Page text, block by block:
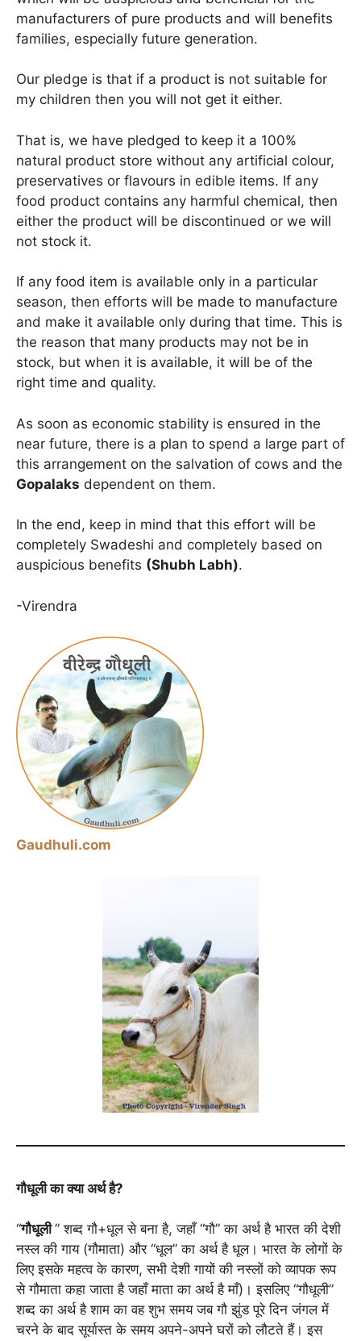
manufacturers of pure products and will benefits
families, especially future generation.
Our pledge is that if a product is not suitable for
my children then you will not get it either.
That is, we have pledged to keep it a 100%
natural product store without any artificial colour,
preservatives or flavours in edible items. If any
food product contains any harmful chemical, then
either the product will be discontinued or we will
not stock it.
If any food item is available only in a particular
season, then efforts will be made to manufacture
and make it available only during that time. This is
the reason that many products may not be in
stock, but when it is available, it will be of the
right time and quality.
As soon as economic stability is ensured in the
near future, there is a plan to spend a large part of
this arrangement on the salvation of cows and the
Gopalaks dependent on them.
In the end, keep in mind that this effort will be
completely Swadeshi and completely based on
auspicious benefits (Shubh Labh).
-Virendra
Gaudhuli.com
गौधूली का क्या अर्थ है?
“गौधूली” शब्द गौ+धूल से बना है, जहाँ “गौ” का अर्थ है भारत की देशी
नस्ल की गाय (गौमाता) और “धूल” का अर्थ है धूल। भारत के लोगों के
लिए इसके महत्व के कारण, सभी देशी गायों की नस्लों को व्यापक रूप
से गौमाता कहा जाता है जहाँ माता का अर्थ है माँ)। इसलिए “गौधूली”
शब्द का अर्थ है शाम का वह शुभ समय जब गौ झुंड पूरे दिन जंगल में
चरने के बाद सूर्यास्त के समय अपने-अपने घरों को लौटते हैं। इस